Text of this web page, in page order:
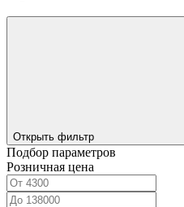
Открыть фильтр
Подбор параметров
Розничная цена